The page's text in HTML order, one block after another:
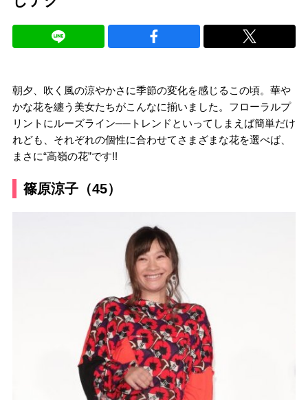
朝夕、吹く風の涼やかさに季節の変化を感じるこの頃。華や
かな花を纏う美女たちがこんなに揃いました。フローラルプ
リントにルーズライン──トレンドといってしまえば簡単だけ
れども、それぞれの個性に合わせてさまざまな花を選べば、
まさに“高嶺の花”です!!
篠原涼子（45）